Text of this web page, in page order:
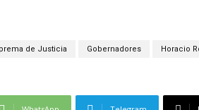
de Justicia Gobernadores Horacio